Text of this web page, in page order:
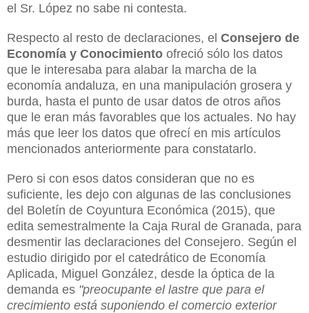
el Sr. López no sabe ni contesta.
Respecto al resto de declaraciones, el Consejero de
Economía y Conocimiento ofreció sólo los datos
que le interesaba para alabar la marcha de la
economía andaluza, en una manipulación grosera y
burda, hasta el punto de usar datos de otros años
que le eran más favorables que los actuales. No hay
más que leer los datos que ofrecí en mis artículos
mencionados anteriormente para constatarlo.
Pero si con esos datos consideran que no es
suficiente, les dejo con algunas de las conclusiones
del Boletín de Coyuntura Económica (2015), que
edita semestralmente la Caja Rural de Granada, para
desmentir las declaraciones del Consejero. Según el
estudio dirigido por el catedrático de Economía
Aplicada, Miguel González, desde la óptica de la
demanda es "preocupante el lastre que para el
crecimiento está suponiendo el comercio exterior